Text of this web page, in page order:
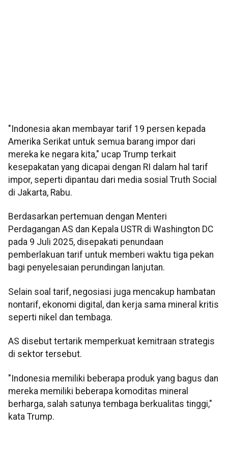
"Indonesia akan membayar tarif 19 persen kepada
Amerika Serikat untuk semua barang impor dari
mereka ke negara kita," ucap Trump terkait
kesepakatan yang dicapai dengan RI dalam hal tarif
impor, seperti dipantau dari media sosial Truth Social
di Jakarta, Rabu.
Berdasarkan pertemuan dengan Menteri
Perdagangan AS dan Kepala USTR di Washington DC
pada 9 Juli 2025, disepakati penundaan
pemberlakuan tarif untuk memberi waktu tiga pekan
bagi penyelesaian perundingan lanjutan.
Selain soal tarif, negosiasi juga mencakup hambatan
nontarif, ekonomi digital, dan kerja sama mineral kritis
seperti nikel dan tembaga.
AS disebut tertarik memperkuat kemitraan strategis
di sektor tersebut.
"Indonesia memiliki beberapa produk yang bagus dan
mereka memiliki beberapa komoditas mineral
berharga, salah satunya tembaga berkualitas tinggi,"
kata Trump.